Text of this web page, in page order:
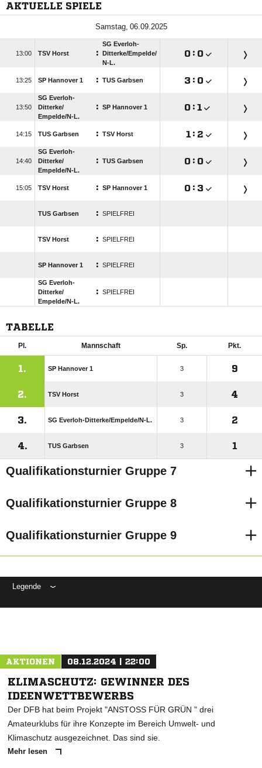
AKTUELLE SPIELE
 
 TSV Horst :
SG Everloh-
Ditterke/​Empelde/​
N-L.
 : 
 SP Hannover 1 : TUS Garbsen  : 

SG Everloh-
Ditterke/​
Empelde/​N-L.
: SP Hannover 1  : 
 TUS Garbsen : TSV Horst  : 

SG Everloh-
Ditterke/​
Empelde/​N-L.
: TUS Garbsen  : 
 TSV Horst : SP Hannover 1  : 
TUS Garbsen : SPIELFREI
TSV Horst : SPIELFREI
SP Hannover 1 : SPIELFREI
SG Everloh-
Ditterke/​
Empelde/​N-L.
: SPIELFREI
TABELLE
Pl. Mannschaft Sp. Pkt.
1. SP Hannover 1 3 9
2. TSV Horst 3 4
3. SG Everloh-Ditterke/​Empelde/​N-L. 3 2
4. TUS Garbsen 3 1
Qualifikationsturnier Gruppe 7
Qualifikationsturnier Gruppe 8
Qualifikationsturnier Gruppe 9
Legende
AKTIONEN 08.12.2024 | 22:00
KLIMASCHUTZ: GEWINNER DES
IDEENWETTBEWERBS
Der DFB hat beim Projekt "ANSTOSS FÜR GRÜN " drei
Amateurklubs für ihre Konzepte im Bereich Umwelt- und
Klimaschutz ausgezeichnet. Das sind sie.
Mehr lesen